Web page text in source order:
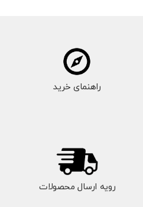
راهنمای خرید
رویه ارسال محصولات